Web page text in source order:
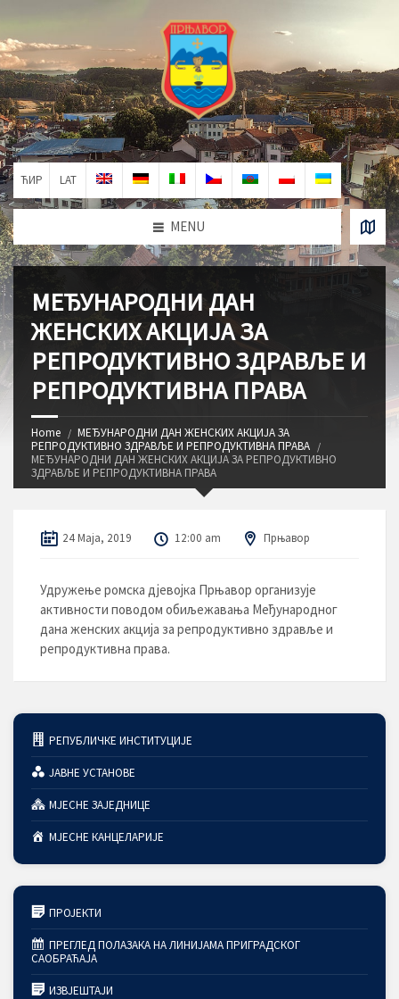
ЋИР LAT
MENU
МЕЂУНАРОДНИ ДАН
ЖЕНСКИХ АКЦИЈА ЗА
РЕПРОДУКТИВНО ЗДРАВЉЕ И
РЕПРОДУКТИВНА ПРАВА
Home
МЕЂУНАРОДНИ ДАН ЖЕНСКИХ АКЦИЈА ЗА
РЕПРОДУКТИВНО ЗДРАВЉЕ И РЕПРОДУКТИВНА ПРАВА
МЕЂУНАРОДНИ ДАН ЖЕНСКИХ АКЦИЈА ЗА РЕПРОДУКТИВНО
ЗДРАВЉЕ И РЕПРОДУКТИВНА ПРАВА
24 Maja, 2019 12:00 am Прњавор
Удружење ромска дјевојка Прњавор организује
активности поводом обиљежавања Међународног
дана женских акција за репродуктивно здравље и
репродуктивна права.
РЕПУБЛИЧКЕ ИНСТИТУЦИЈЕ
ЈАВНЕ УСТАНОВЕ
МЈЕСНЕ ЗАЈЕДНИЦЕ
МЈЕСНЕ КАНЦЕЛАРИЈЕ
ПРОЈЕКТИ
ПРЕГЛЕД ПОЛАЗАКА НА ЛИНИЈАМА ПРИГРАДСКОГ
САОБРАЋАЈА
ИЗВЈЕШТАЈИ